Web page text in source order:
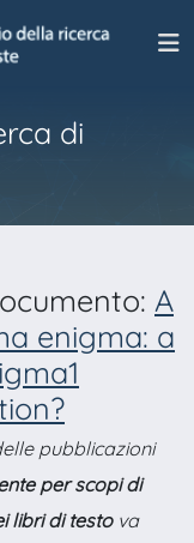
di
A
enigma: a
pubblicazioni
per scopi di
libri di testova